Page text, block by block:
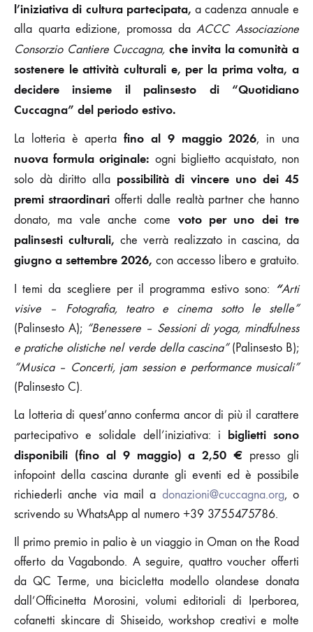
l’iniziativa di cultura partecipata, a cadenza annuale e
alla quarta edizione, promossa daACCC Associazione
Consorzio Cantiere Cuccagna, che invita la comunità a
sostenere le attività culturali e, per la prima volta, a
decidere insieme il palinsesto di “Quotidiano
Cuccagna” del periodo estivo.
La lotteria è apertafino al 9 maggio 2026, in una
nuova formula originale: ogni biglietto acquistato, non
solo dà diritto alla possibilità di vincere uno dei 45
premi straordinari offerti dalle realtà partner che hanno
donato, ma vale anche come voto per uno dei tre
palinsesti culturali, che verrà realizzato in cascina, da
giugno a settembre 2026, con accesso libero e gratuito.
I temi da scegliere per il programma estivo sono: “Arti
visive – Fotografia, teatro e cinema sotto le stelle”
(Palinsesto A); “Benessere – Sessioni di yoga, mindfulness
e pratiche olistiche nel verde della cascina”(Palinsesto B);
“Musica – Concerti, jam session e performance musicali”
(Palinsesto C).
La lotteria di quest’anno conferma ancor di più il carattere
partecipativo e solidale dell’iniziativa: i biglietti sono
disponibili (fino al 9 maggio) a 2,50 € presso gli
infopoint della cascina durante gli eventi ed è possibile
richiederli anche via mail a donazioni@cuccagna.org, o
scrivendo su WhatsApp al numero +39 3755475786.
Il primo premio in palio è un viaggio in Oman on the Road
offerto da Vagabondo. A seguire, quattro voucher offerti
da QC Terme, una bicicletta modello olandese donata
dall’Officinetta Morosini, volumi editoriali di Iperborea,
cofanetti skincare di Shiseido, workshop creativi e molte